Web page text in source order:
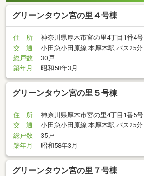
グリーンタウン宮の里４号棟
住 所
神奈川県厚木市宮の里4丁目1番4号
交 通
小田急小田原線 本厚木駅 バス25分
総戸数
30戸
築年月
昭和58年3月
グリーンタウン宮の里５号棟
住 所
神奈川県厚木市宮の里4丁目1番5号
交 通
小田急小田原線 本厚木駅 バス25分
総戸数
35戸
築年月
昭和58年3月
グリーンタウン宮の里７号棟